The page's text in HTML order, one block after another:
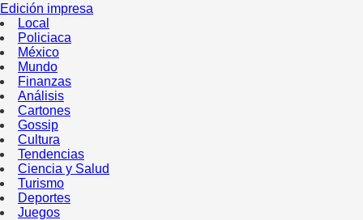
Edición impresa
Local
Policiaca
México
Mundo
Finanzas
Análisis
Cartones
Gossip
Cultura
Tendencias
Ciencia y Salud
Turismo
Deportes
Juegos